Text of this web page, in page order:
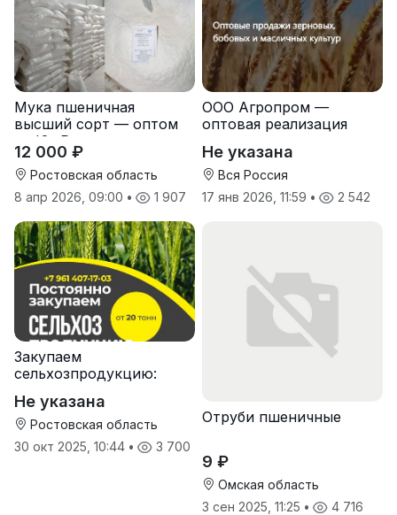
Мука пшеничная
высший сорт — оптом
от Юг Руси
12 000 ₽
Ростовская область
8 апр 2026, 09:00 • 1 907
ООО Агропром —
оптовая реализация
экспорт
Не указана
Вся Россия
17 янв 2026, 11:59 • 2 542
Закупаем
сельхозпродукцию:
подсолнечник
Не указана
Ростовская область
30 окт 2025, 10:44 • 3 700
Отруби пшеничные
9 ₽
Омская область
3 сен 2025, 11:25 • 4 716